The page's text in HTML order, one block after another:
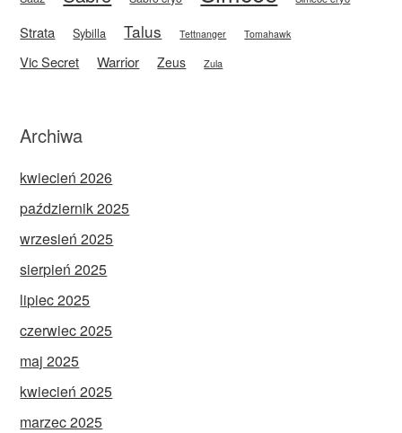
Strata Sybilla Talus Tettnanger Tomahawk
Vic Secret Warrior Zeus Zula
Archiwa
kwiecień 2026
październik 2025
wrzesień 2025
sierpień 2025
lipiec 2025
czerwiec 2025
maj 2025
kwiecień 2025
marzec 2025